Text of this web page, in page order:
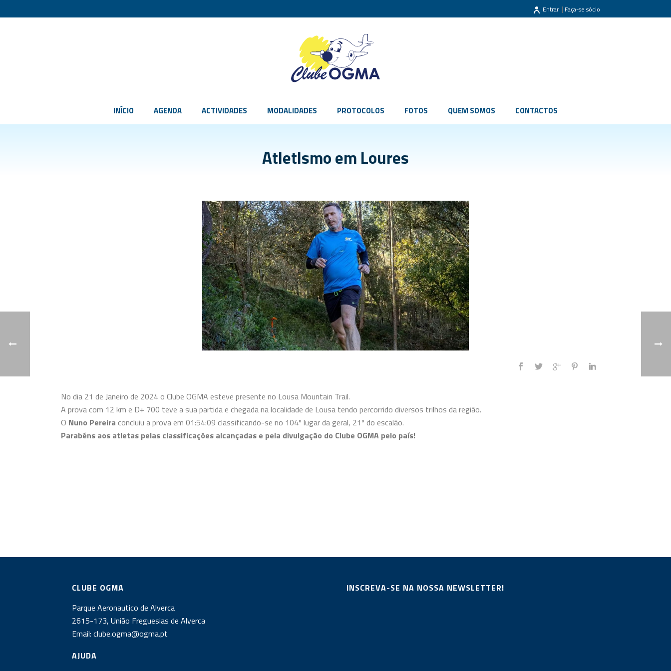
Entrar | Faça-se sócio
INÍCIO AGENDA ACTIVIDADES MODALIDADES PROTOCOLOS FOTOS QUEM SOMOS CONTACTOS
Atletismo em Loures
No dia 21 de Janeiro de 2024 o Clube OGMA esteve presente no Lousa Mountain Trail.
A prova com 12 km e D+ 700 teve a sua partida e chegada na localidade de Lousa tendo percorrido diversos trilhos da região.
O Nuno Pereira concluiu a prova em 01:54:09 classificando-se no 104º lugar da geral, 21º do escalão.
Parabéns aos atletas pelas classificações alcançadas e pela divulgação do Clube OGMA pelo país!
CLUBE OGMA
Parque Aeronautico de Alverca
2615-173, União Freguesias de Alverca
Email: clube.ogma@ogma.pt
AJUDA
INSCREVA-SE NA NOSSA NEWSLETTER!